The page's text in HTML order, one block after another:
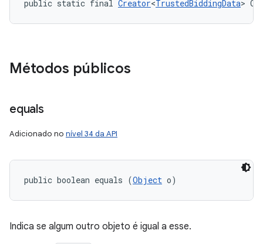
public static final Creator<TrustedBiddingData>
Métodos públicos
equals
Adicionado no nível 34 da API
public boolean equals (Object o)
Indica se algum outro objeto é igual a esse.